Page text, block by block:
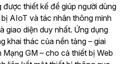
thiết kế để giúp người dùng
AIoT và tác nhân thông minh
giao diện duy nhất. Ứng dụng
khai thác của nền tảng – giai
GM – cho cả thiết bị Web